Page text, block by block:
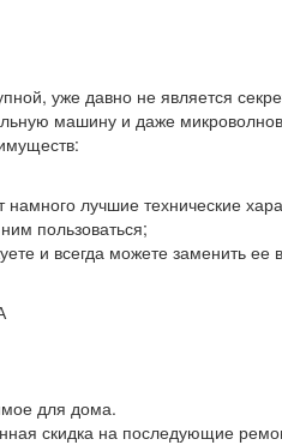
уже давно не является
машину и даже
лучшие технические
пользоваться;
и всегда можете заменить
для дома.
скидка на последующие